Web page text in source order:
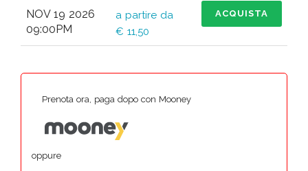
NOV 19 2026
09:00PM
a partire da
€ 11,50
ACQUISTA
Prenota ora, paga dopo con Mooney
oppure